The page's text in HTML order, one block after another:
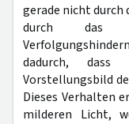
gerade nicht
durch das
dadurch,
Vorstellungsbild
Dieses Verhalten
milderen Licht,